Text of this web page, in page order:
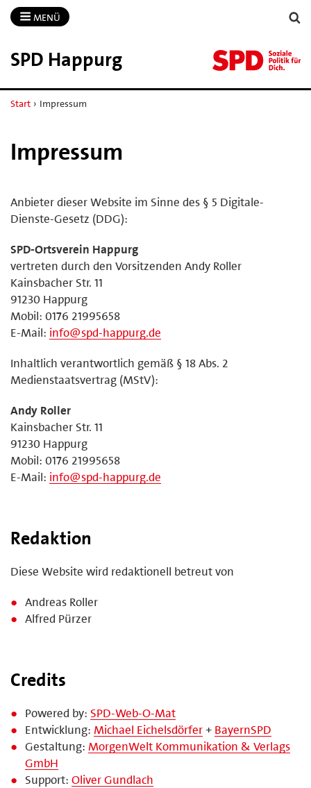
MENÜ
SPD Happurg
Start › Impressum
Impressum
Anbieter dieser Website im Sinne des § 5 Digitale-
Dienste-Gesetz (DDG):
SPD-Ortsverein Happurg
vertreten durch den Vorsitzenden Andy Roller
Kainsbacher Str. 11
91230 Happurg
Mobil: 0176 21995658
E-Mail: info@spd-happurg.de
Inhaltlich verantwortlich gemäß § 18 Abs. 2
Medienstaatsvertrag (MStV):
Andy Roller
Kainsbacher Str. 11
91230 Happurg
Mobil: 0176 21995658
E-Mail: info@spd-happurg.de
Redaktion
Diese Website wird redaktionell betreut von
Andreas Roller
Alfred Pürzer
Credits
Powered by: SPD-Web-O-Mat
Entwicklung:Michael Eichelsdörfer+ BayernSPD
Gestaltung:MorgenWelt Kommunikation & Verlags
GmbH
Support:Oliver Gundlach